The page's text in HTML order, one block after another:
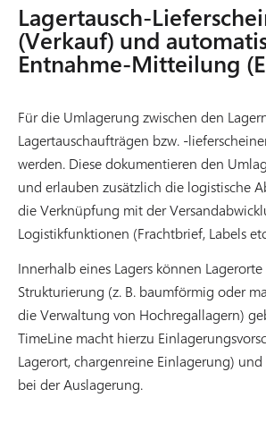
Lagertausch-
(Verkauf) und
Entnahme-Mitteilung
Für die Umlagerung zwischen den
Lagertauschaufträgen bzw. -
werden. Diese dokumentieren den
und erlauben zusätzlich die logistische
die Verknüpfung mit der
Logistikfunktionen (Frachtbrief, Labels
Innerhalb eines Lagers können
Strukturierung (z. B. baumförmig oder
die Verwaltung von Hochregallagern)
TimeLine macht hierzu
Lagerort, chargenreine Einlagerung)
bei der Auslagerung.